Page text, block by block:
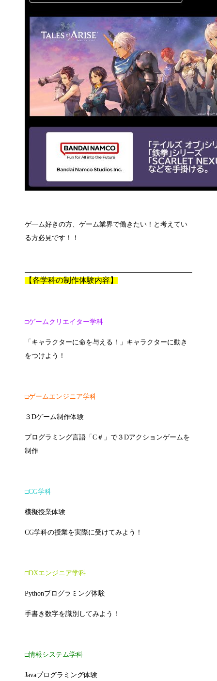
ゲ―ム好きの方、ゲーム業界で働きたい！と考えてい
る方必見です！！
【各学科の制作体験内容】
□ゲームクリエイター学科
「キャラクターに命を与える！」キャラクターに動き
をつけよう！
□ゲームエンジニア学科
３Dゲーム制作体験
プログラミング言語「C＃」で３Dアクションゲームを
制作
□CG学科
模擬授業体験
CG学科の授業を実際に受けてみよう！
□DXエンジニア学科
Pythonプログラミング体験
手書き数字を識別してみよう！
□情報システム学科
Javaプログラミング体験